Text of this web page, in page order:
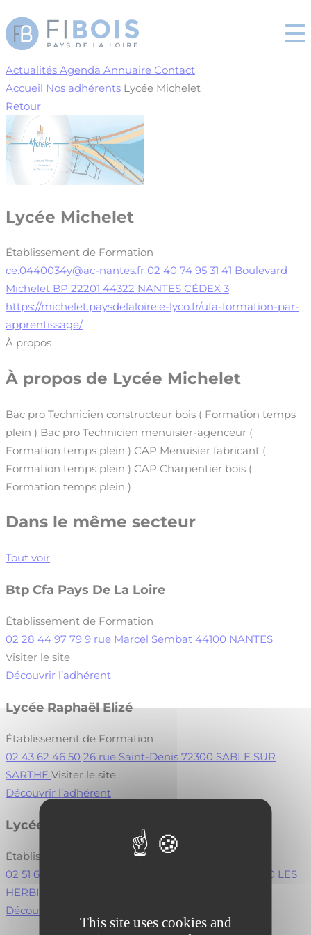
This site uses cookies and
Actualités Agenda Annuaire Contact
Accueil Nos adhérents Lycée Michelet
Retour
Lycée Michelet
Établissement de Formation
ce.0440034y@ac-nantes.fr 02 40 74 95 31 41 Boulevard
Michelet BP 22201 44322 NANTES CÉDEX 3
https://michelet.paysdelaloire.e-lyco.fr/ufa-formation-par-
apprentissage/
À propos
À propos de Lycée Michelet
Bac pro Technicien constructeur bois ( Formation temps
plein ) Bac pro Technicien menuisier-agenceur (
Formation temps plein ) CAP Menuisier fabricant (
Formation temps plein ) CAP Charpentier bois (
Formation temps plein )
Dans le même secteur
Tout voir
Btp Cfa Pays De La Loire
Établissement de Formation
02 28 44 97 79 9 rue Marcel Sembat 44100 NANTES
Visiter le site
Découvrir l’adhérent
Lycée Raphaël Elizé
Établissement de Formation
02 43 62 46 50 26 rue Saint-Denis 72300 SABLE SUR
SARTHE Visiter le site
Découvrir l’adhérent
Lycée Jean Monnet
Établissement de Formation
02 51 64 80 00
57 rue de la Demoiselle BP 109 85500 LES
HERBIERS CÉDEX
Découvrir l’adhérent